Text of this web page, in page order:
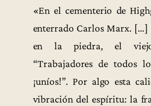
«En el cementerio de
enterrado Carlos Marx. […]
en la piedra, el
“Trabajadores de todos
¡uníos!”. Por algo esta
vibración del espíritu: la